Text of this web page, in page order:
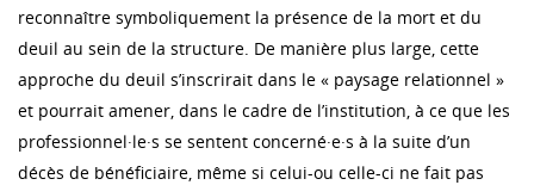
reconnaître symboliquement la présence de la mort et du
deuil au sein de la structure. De manière plus large, cette
approche du deuil s’inscrirait dans le « paysage relationnel »
et pourrait amener, dans le cadre de l’institution, à ce que les
professionnel·le·s se sentent concerné·e·s à la suite d’un
décès de bénéficiaire, même si celui-ou celle-ci ne fait pas